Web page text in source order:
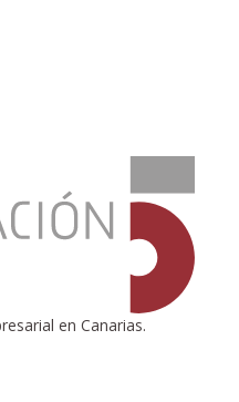
en Canarias.